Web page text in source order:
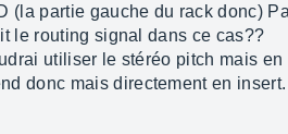
(la partie gauche du rack donc)
le routing signal dans ce cas??
utiliser le stéréo pitch mais
donc mais directement en